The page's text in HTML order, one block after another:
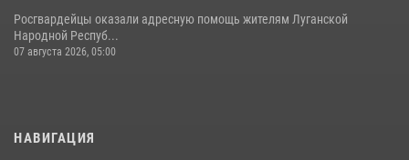
Росгвардейцы оказали адресную помощь жителям Луганской
Народной Респуб...
07 августа 2026, 05:00
НАВИГАЦИЯ